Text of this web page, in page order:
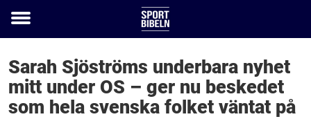
Toggle
Sarah Sjöströms underbara nyhet
mitt under OS – ger nu beskedet
som hela svenska folket väntat på